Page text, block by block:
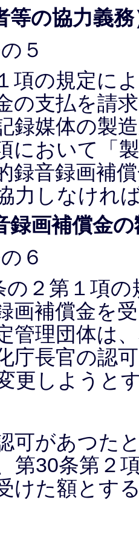
等の協力義
５
項の規定に
の支払を請
録媒体の製
において「
録音録画補
力しなけれ
録画補償金
６
の２第１項
画補償金を
管理団体は
庁長官の認
更しようと
可があつた
第30条第２
けた額とす